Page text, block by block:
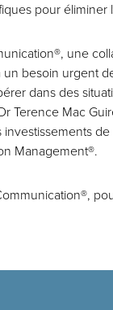
pour
une
un besoin urgent
dans des
Terence Mac
investissements
Management®.